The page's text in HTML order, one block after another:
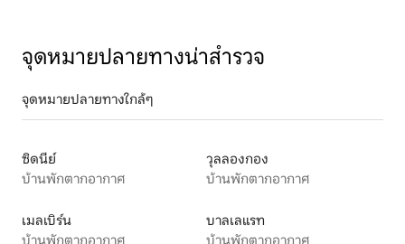
จุดหมายปลายทางน่าสำรวจ
จุดหมายปลายทางใกล้ๆ
ซิดนีย์
บ้านพักตากอากาศ
วุลลองกอง
บ้านพักตากอากาศ
เมลเบิร์น
บ้านพักตากอากาศ
บาลเลแรท
บ้านพักตากอากาศ